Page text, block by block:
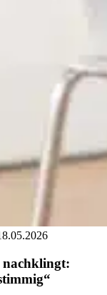
nachklingt: